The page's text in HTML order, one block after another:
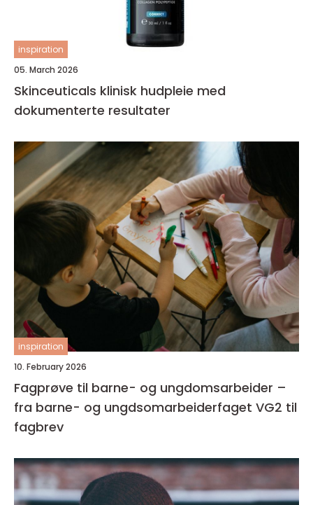
inspiration
05. March 2026
Skinceuticals klinisk hudpleie med
dokumenterte resultater
inspiration
10. February 2026
Fagprøve til barne- og ungdomsarbeider –
fra barne- og ungdsomarbeiderfaget VG2 til
fagbrev